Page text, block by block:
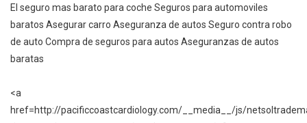
El seguro mas barato para coche Seguros para automoviles
baratos Asegurar carro Aseguranza de autos Seguro contra robo
de auto Compra de seguros para autos Aseguranzas de autos
baratas
<a
href=http://pacificcoastcardiology.com/__media__/js/